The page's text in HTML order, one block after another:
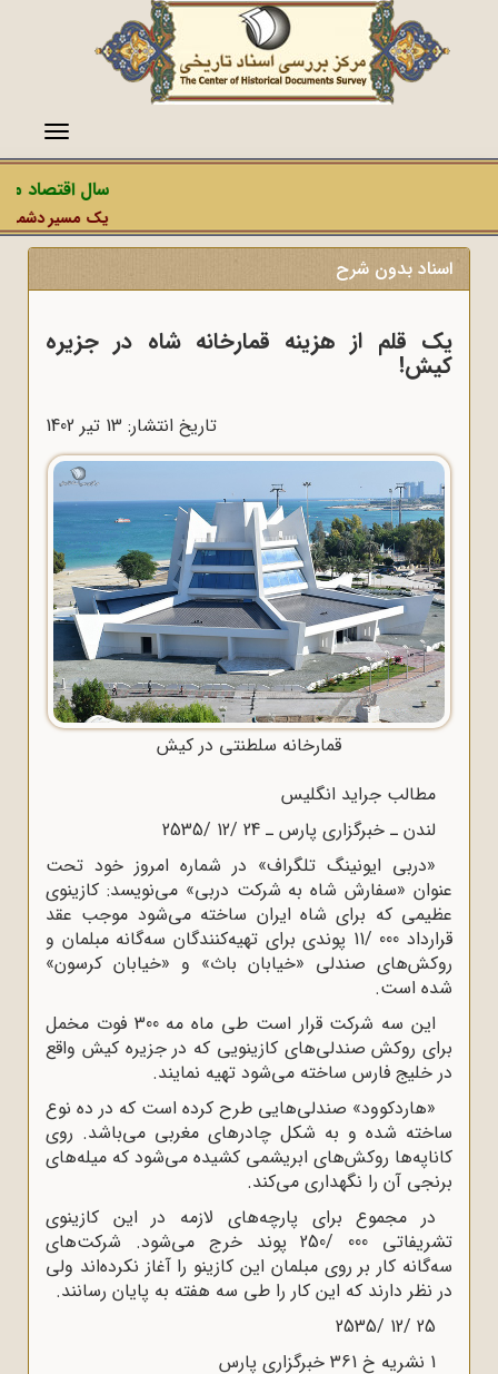
منو
سال اقتصاد
یک مسیر دشمن،
اسناد بدون شرح
یک قلم از هزینه قمارخانه شاه در جزیره
کیش!
تاریخ انتشار: 13 تير 1402
قمارخانه سلطنتی در کیش
مطالب جراید انگلیس
لندن ـ خبرگزاری پارس ـ 24 /12 /2535
«دربی ایونینگ تلگراف‌» در شماره امروز خود تحت
عنوان «سفارش شاه به شرکت دربی‌» می‌نویسد: کازینوی
عظیمی که برای شاه ایران ساخته می‌شود موجب عقد
قرارداد 000 /11 پوندی برای تهیه‌کنندگان سه‌گانه مبلمان و
روکش‌های صندلی «خیابان باث» و «خیابان کرسون»
شده است‌.
این سه شرکت قرار است طی ماه مه 300 فوت مخمل
برای روکش صندلی‌های کازینویی که در جزیره کیش واقع
در خلیج فارس ساخته می‌شود تهیه نمایند.
«هاردکوود» صندلی‌هایی طرح کرده است که در ده نوع
ساخته شده و به شکل چادرهای مغربی می‌باشد. روی
کاناپه‌ها روکش‌های ابریشمی کشیده می‌شود که میله‌های
برنجی آن را نگهداری می‌کند.
در مجموع برای پارچه‌های لازمه در این کازینوی
تشریفاتی 000 /250 پوند خرج می‌شود. شرکت‌های
سه‌گانه کار بر روی مبلمان این کازینو را آغاز نکرده‌اند ولی
در نظر دارند که این کار را طی سه هفته به پایان رسانند.
25 /12 /2535
1 نشریه خ 361 خبرگزاری پارس